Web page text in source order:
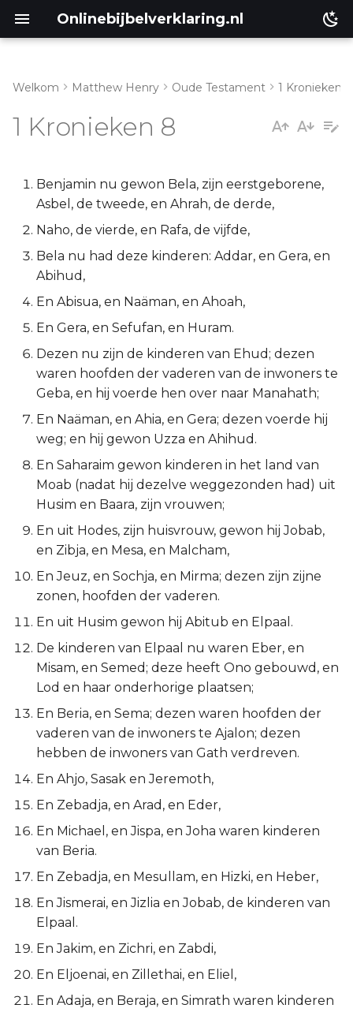
Onlinebijbelverklaring.nl
1 Kronieken 8:33-40
Lukas
Johannes
Handelingen
Romeinen
2 Korinthe
Galaten
Filipenzen
Kolossenzen
1 Thessalonicenzen
1 Timótheüs
2 Timótheüs
Hebreeën
1 Petrus
2 Petrus
1 Johannes
2 Johannes
Welkom Matthew Henry Oude Testament 1 Kronieken
1 Kronieken 8
Benjamin nu gewon Bela, zijn eerstgeborene,
Asbel, de tweede, en Ahrah, de derde,
Naho, de vierde, en Rafa, de vijfde,
Bela nu had deze kinderen: Addar, en Gera, en
Abihud,
En Abisua, en Naäman, en Ahoah,
En Gera, en Sefufan, en Huram.
Dezen nu zijn de kinderen van Ehud; dezen
waren hoofden der vaderen van de inwoners te
Geba, en hij voerde hen over naar Manahath;
En Naäman, en Ahia, en Gera; dezen voerde hij
weg; en hij gewon Uzza en Ahihud.
En Saharaim gewon kinderen in het land van
Moab (nadat hij dezelve weggezonden had) uit
Husim en Baara, zijn vrouwen;
En uit Hodes, zijn huisvrouw, gewon hij Jobab,
en Zibja, en Mesa, en Malcham,
En Jeuz, en Sochja, en Mirma; dezen zijn zijne
zonen, hoofden der vaderen.
En uit Husim gewon hij Abitub en Elpaal.
De kinderen van Elpaal nu waren Eber, en
Misam, en Semed; deze heeft Ono gebouwd, en
Lod en haar onderhorige plaatsen;
En Beria, en Sema; dezen waren hoofden der
vaderen van de inwoners te Ajalon; dezen
hebben de inwoners van Gath verdreven.
En Ahjo, Sasak en Jeremoth,
En Zebadja, en Arad, en Eder,
En Michael, en Jispa, en Joha waren kinderen
van Beria.
En Zebadja, en Mesullam, en Hizki, en Heber,
En Jismerai, en Jizlia en Jobab, de kinderen van
Elpaal.
En Jakim, en Zichri, en Zabdi,
En Eljoenai, en Zillethai, en Eliel,
En Adaja, en Beraja, en Simrath waren kinderen